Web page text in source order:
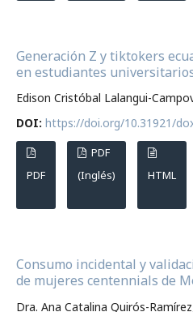
Generación Z y tiktokers
en estudiantes
Edison Cristóbal Lalangui-
DOI: https://doi.org/10.31921/
PDF
PDF
(Inglés)
HTML
Consumo incidental y
de mujeres centennials de
Dra. Ana Catalina Quirós-